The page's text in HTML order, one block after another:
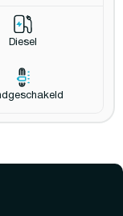
Diesel